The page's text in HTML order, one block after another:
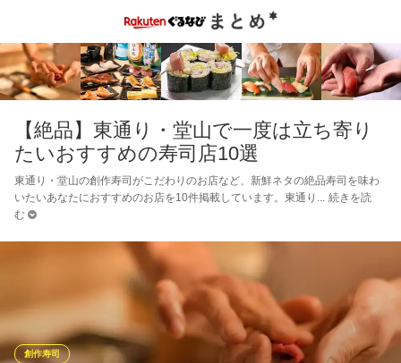
【絶品】東通り・堂山で一度は立ち寄り
たいおすすめの寿司店10選
東通り・堂山の創作寿司がこだわりのお店など、新鮮ネタの絶品寿司を味わ
いたいあなたにおすすめのお店を10件掲載しています。東通り
続きを読
む
創作寿司